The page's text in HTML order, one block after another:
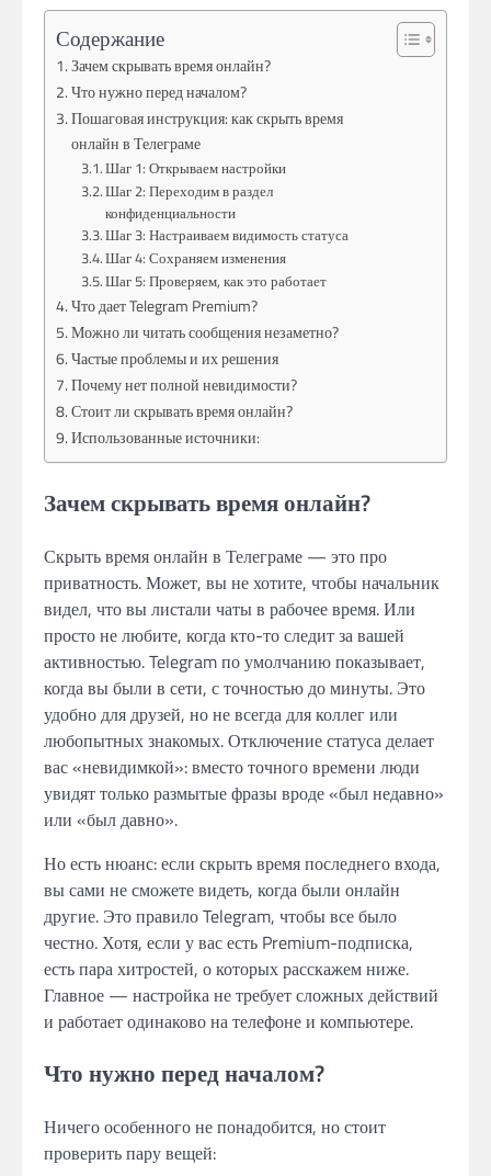
Содержание
Зачем скрывать время онлайн?
Что нужно перед началом?
Пошаговая инструкция: как скрыть время
онлайн в Телеграме
Шаг 1: Открываем настройки
Шаг 2: Переходим в раздел
конфиденциальности
Шаг 3: Настраиваем видимость статуса
Шаг 4: Сохраняем изменения
Шаг 5: Проверяем, как это работает
Что дает Telegram Premium?
Можно ли читать сообщения незаметно?
Частые проблемы и их решения
Почему нет полной невидимости?
Стоит ли скрывать время онлайн?
Использованные источники:
Зачем скрывать время онлайн?
Скрыть время онлайн в Телеграме — это про
приватность. Может, вы не хотите, чтобы начальник
видел, что вы листали чаты в рабочее время. Или
просто не любите, когда кто-то следит за вашей
активностью. Telegram по умолчанию показывает,
когда вы были в сети, с точностью до минуты. Это
удобно для друзей, но не всегда для коллег или
любопытных знакомых. Отключение статуса делает
вас «невидимкой»: вместо точного времени люди
увидят только размытые фразы вроде «был недавно»
или «был давно».
Но есть нюанс: если скрыть время последнего входа,
вы сами не сможете видеть, когда были онлайн
другие. Это правило Telegram, чтобы все было
честно. Хотя, если у вас есть Premium-подписка,
есть пара хитростей, о которых расскажем ниже.
Главное — настройка не требует сложных действий
и работает одинаково на телефоне и компьютере.
Что нужно перед началом?
Ничего особенного не понадобится, но стоит
проверить пару вещей: